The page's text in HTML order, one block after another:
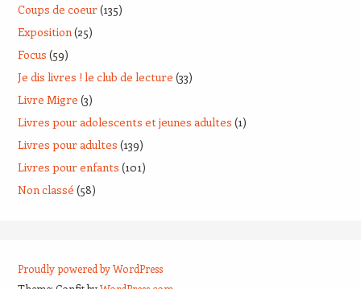
Coups de coeur(135)
Exposition(25)
Focus (59)
Je dis livres ! le club de lecture (33)
Livre Migre (3)
Livres pour adolescents et jeunes adultes (1)
Livres pour adultes (139)
Livres pour enfants (101)
Non classé (58)
Proudly powered by WordPress